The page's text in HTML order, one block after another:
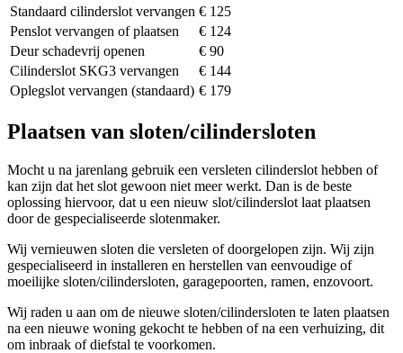
Standaard cilinderslot vervangen € 125
Penslot vervangen of plaatsen
€ 124
Deur schadevrij openen
€ 90
Cilinderslot SKG3 vervangen
€ 144
Oplegslot vervangen (standaard) € 179
Plaatsen van sloten/cilindersloten
Mocht u na jarenlang gebruik een versleten cilinderslot hebben of
kan zijn dat het slot gewoon niet meer werkt. Dan is de beste
oplossing hiervoor, dat u een nieuw slot/cilinderslot laat plaatsen
door de gespecialiseerde slotenmaker.
Wij vernieuwen sloten die versleten of doorgelopen zijn. Wij zijn
gespecialiseerd in installeren en herstellen van eenvoudige of
moeilijke sloten/cilindersloten, garagepoorten, ramen, enzovoort.
Wij raden u aan om de nieuwe sloten/cilindersloten te laten plaatsen
na een nieuwe woning gekocht te hebben of na een verhuizing, dit
om inbraak of diefstal te voorkomen.